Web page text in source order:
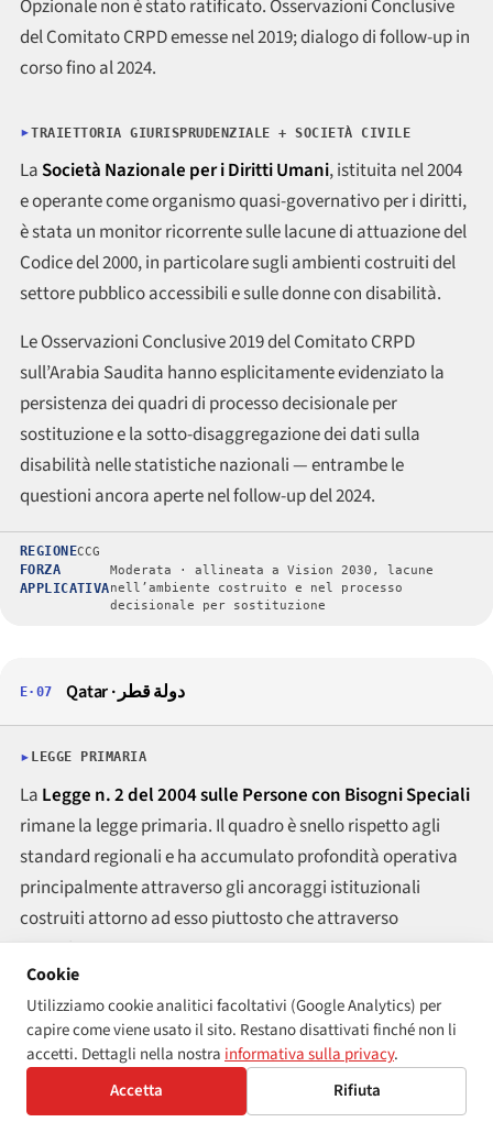
Opzionale non è stato ratificato. Osservazioni Conclusive
del Comitato CRPD emesse nel 2019; dialogo di follow-up in
corso fino al 2024.
TRAIETTORIA GIURISPRUDENZIALE + SOCIETÀ CIVILE
LaSocietà Nazionale per i Diritti Umani, istituita nel 2004
e operante come organismo quasi-governativo per i diritti,
è stata un monitor ricorrente sulle lacune di attuazione del
Codice del 2000, in particolare sugli ambienti costruiti del
settore pubblico accessibili e sulle donne con disabilità.
Le Osservazioni Conclusive 2019 del Comitato CRPD
sull’Arabia Saudita hanno esplicitamente evidenziato la
persistenza dei quadri di processo decisionale per
sostituzione e la sotto-disaggregazione dei dati sulla
disabilità nelle statistiche nazionali — entrambe le
questioni ancora aperte nel follow-up del 2024.
REGIONECCG
FORZA
APPLICATIVA
Moderata · allineata a Vision 2030, lacune
nell’ambiente costruito e nel processo
decisionale per sostituzione
E·07 Qatar · دولة قطر
LEGGE PRIMARIA
La Legge n. 2 del 2004 sulle Persone con Bisogni Speciali
rimane la legge primaria. Il quadro è snello rispetto agli
standard regionali e ha accumulato profondità operativa
principalmente attraverso gli ancoraggi istituzionali
costruiti attorno ad esso piuttosto che attraverso
emendamenti statutari.
REGOLATORE / COMMISSIONE
L’Autorità Nazionale per la Cura delle Persone con
è il principale organismo di attuazione. Il
contributo distintivo del Qatar al panorama regionale è il
Cookie
Utilizziamo cookie analitici facoltativi (Google Analytics) per
capire come viene usato il sito. Restano disattivati finché non li
accetti. Dettagli nella nostra informativa sulla privacy.
Accetta
Rifiuta